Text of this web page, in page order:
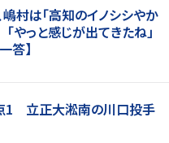
嶋村は「高知のイノシシやか
やっと感じが出てきたね」
答】
1 立正大淞南の川口投手